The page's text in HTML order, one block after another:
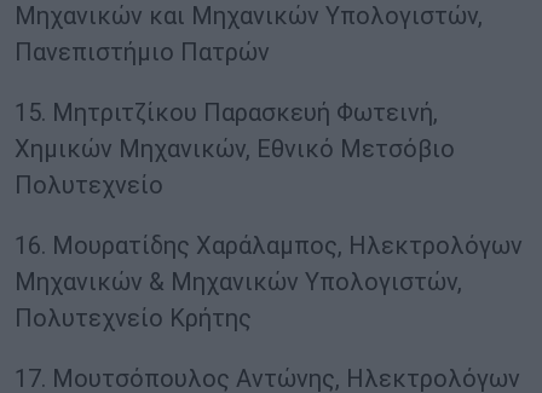
Μηχανικών και Μηχανικών Υπολογιστών,
Πανεπιστήμιο Πατρών
15. Μητριτζίκου Παρασκευή Φωτεινή,
Χημικών Μηχανικών, Εθνικό Μετσόβιο
Πολυτεχνείο
16. Μουρατίδης Χαράλαμπος, Ηλεκτρολόγων
Μηχανικών & Μηχανικών Υπολογιστών,
Πολυτεχνείο Κρήτης
17. Μουτσόπουλος Αντώνης, Ηλεκτρολόγων